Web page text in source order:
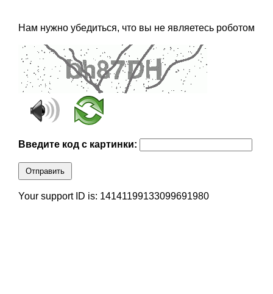
Нам нужно убедиться, что вы не являетесь роботом
Введите код с картинки:
Отправить
Your support ID is: 14141199133099691980